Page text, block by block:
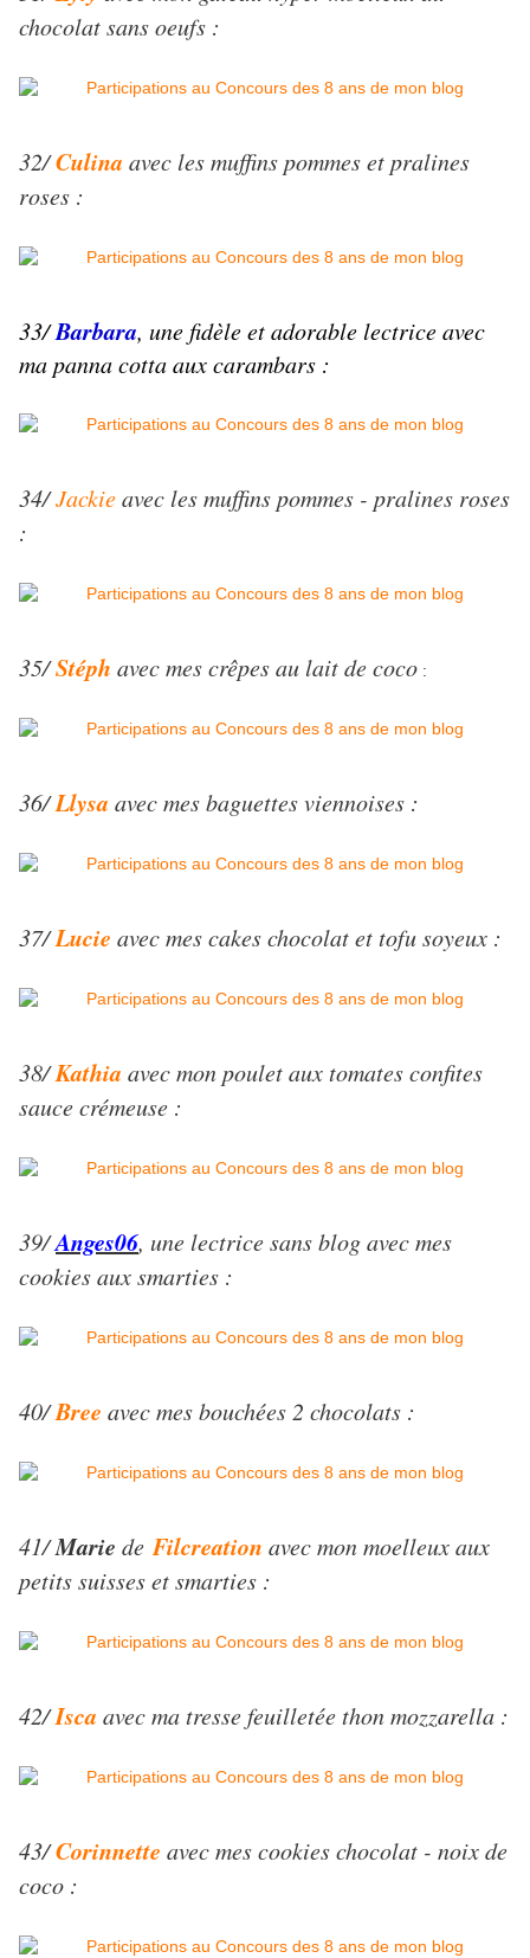
chocolat sans oeufs :
32/Culina avec les muffins pommes et pralines
roses :
33/Barbara, une fidèle et adorable lectrice avec
ma panna cotta aux carambars :
34/Jackieavec les muffins pommes - pralines roses
:
35/Stéph avec mes crêpes au lait de coco :
36/Llysa avec mes baguettes viennoises :
37/Lucie avec mes cakes chocolat et tofu soyeux :
38/Kathia avec mon poulet aux tomates confites
sauce crémeuse :
39/Anges06, une lectrice sans blog avec mes
cookies aux smarties :
40/Bree avec mes bouchées 2 chocolats :
41/Marie de Filcreation avec mon moelleux aux
petits suisses et smarties :
42/Isca avec ma tresse feuilletée thon mozzarella :
43/Corinnette avec mes cookies chocolat - noix de
coco :